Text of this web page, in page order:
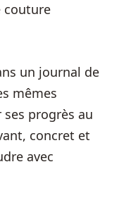
couture
un journal de
mêmes
progrès au
concret et
avec